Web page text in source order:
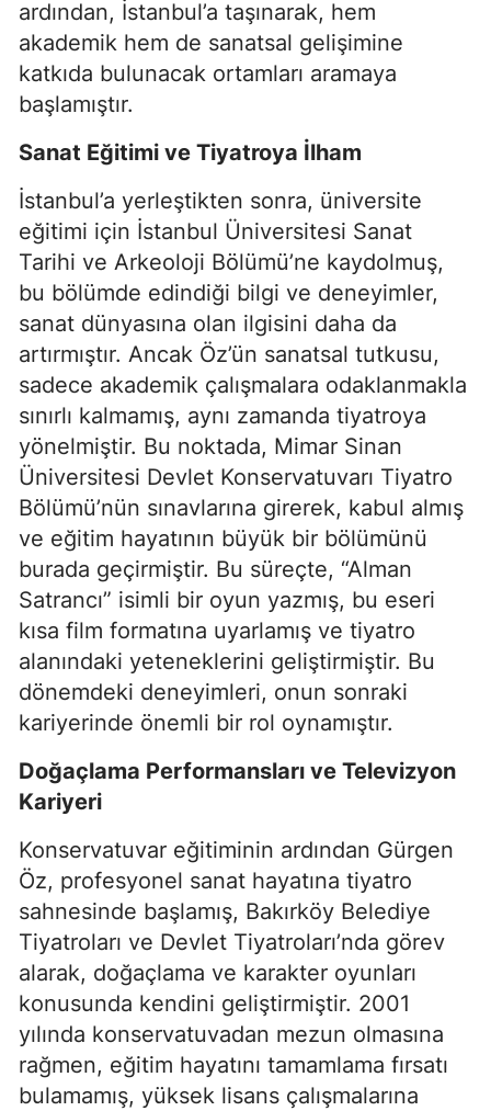
ardından, İstanbul’a taşınarak, hem
akademik hem de sanatsal gelişimine
katkıda bulunacak ortamları aramaya
başlamıştır.
Sanat Eğitimi ve Tiyatroya İlham
İstanbul’a yerleştikten sonra, üniversite
eğitimi için İstanbul Üniversitesi Sanat
Tarihi ve Arkeoloji Bölümü’ne kaydolmuş,
bu bölümde edindiği bilgi ve deneyimler,
sanat dünyasına olan ilgisini daha da
artırmıştır. Ancak Öz’ün sanatsal tutkusu,
sadece akademik çalışmalara odaklanmakla
sınırlı kalmamış, aynı zamanda tiyatroya
yönelmiştir. Bu noktada, Mimar Sinan
Üniversitesi Devlet Konservatuvarı Tiyatro
Bölümü’nün sınavlarına girerek, kabul almış
ve eğitim hayatının büyük bir bölümünü
burada geçirmiştir. Bu süreçte, “Alman
Satrancı” isimli bir oyun yazmış, bu eseri
kısa film formatına uyarlamış ve tiyatro
alanındaki yeteneklerini geliştirmiştir. Bu
dönemdeki deneyimleri, onun sonraki
kariyerinde önemli bir rol oynamıştır.
Doğaçlama Performansları ve Televizyon
Kariyeri
Konservatuvar eğitiminin ardından Gürgen
Öz, profesyonel sanat hayatına tiyatro
sahnesinde başlamış, Bakırköy Belediye
Tiyatroları ve Devlet Tiyatroları’nda görev
alarak, doğaçlama ve karakter oyunları
konusunda kendini geliştirmiştir. 2001
yılında konservatuvadan mezun olmasına
rağmen, eğitim hayatını tamamlama fırsatı
bulamamış, yüksek lisans çalışmalarına